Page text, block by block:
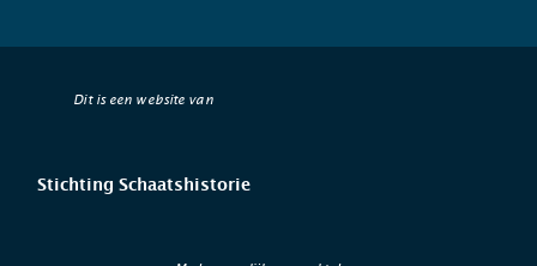
Dit is een website van
Stichting Schaatshistorie